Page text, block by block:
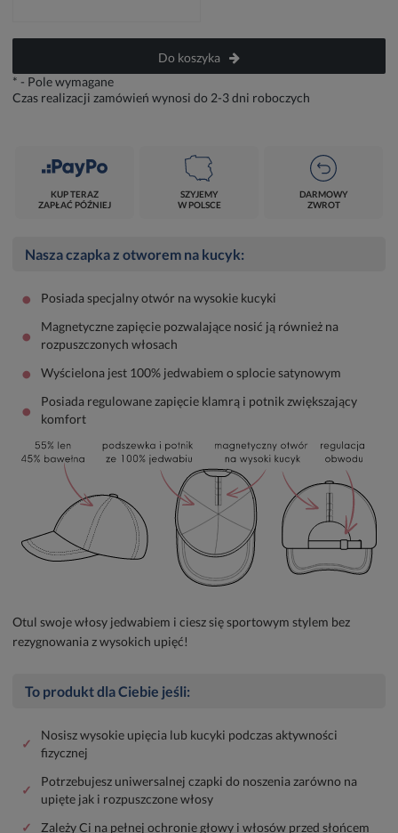
Do koszyka
* - Pole wymagane
Czas realizacji zamówień wynosi do 2-3 dni roboczych
KUP TERAZ
ZAPŁAĆ PÓŹNIEJ
SZYJEMY
W POLSCE
DARMOWY
ZWROT
Nasza czapka z otworem na kucyk:
• Posiada specjalny otwór na wysokie kucyki
•
Magnetyczne zapięcie pozwalające nosić ją również na
rozpuszczonych włosach
• Wyścielona jest 100% jedwabiem o splocie satynowym
•
Posiada regulowane zapięcie klamrą i potnik zwiększający
komfort
Otul swoje włosy jedwabiem i ciesz się sportowym stylem bez
rezygnowania z wysokich upięć!
To produkt dla Ciebie jeśli:
✓
Nosisz wysokie upięcia lub kucyki podczas aktywności
fizycznej
✓
Potrzebujesz uniwersalnej czapki do noszenia zarówno na
upięte jak i rozpuszczone włosy
✓
Zależy Ci na pełnej ochronie głowy i włosów przed słońcem